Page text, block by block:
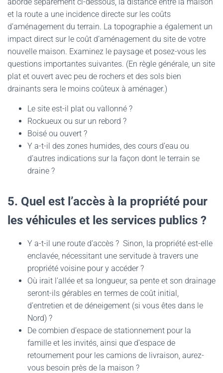
et la route a une incidence directe sur les coûts
d’aménagement du terrain. La topographie a également un
impact direct sur le coût d’aménagement du site de votre
nouvelle maison. Examinez le paysage et posez-vous les
questions importantes suivantes. (En règle générale, un site
plat et ouvert avec peu de rochers et des sols bien
drainants sera le moins coûteux à aménager.)
Le site est-il plat ou vallonné ?
Rockueux ou sur un rebord ?
Boisé ou ouvert ?
Y a-t-il des zones humides, des cours d’eau ou
d’autres indications sur la façon dont le terrain se
draine ?
5. Quel est l’accès à la propriété pour
les véhicules et les services publics ?
Y a-t-il une route d’accès ? Sinon, la propriété est-elle
enclavée, nécessitant une servitude à travers une
propriété voisine pour y accéder ?
Où irait l’allée et sa longueur, sa pente et son drainage
seront-ils gérables en termes de coût initial,
d’entretien et de déneigement (si vous êtes dans le
Nord) ?
De combien d’espace de stationnement pour la
famille et les invités, ainsi que d’espace de
retournement pour les camions de livraison, aurez-
vous besoin près de la maison ?